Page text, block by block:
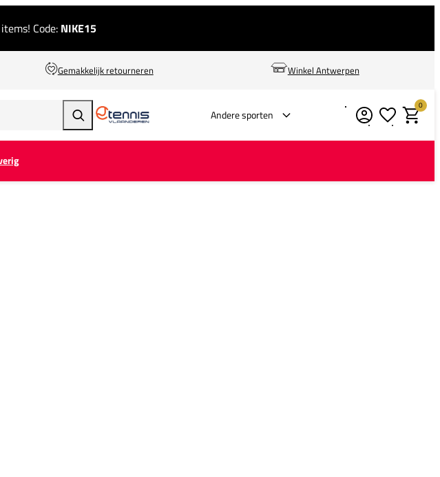
Code: NIKE15
Gemakkelijk retourneren Winkel Antwerpen
Zoeken Andere sporten Verlanglijstje
0